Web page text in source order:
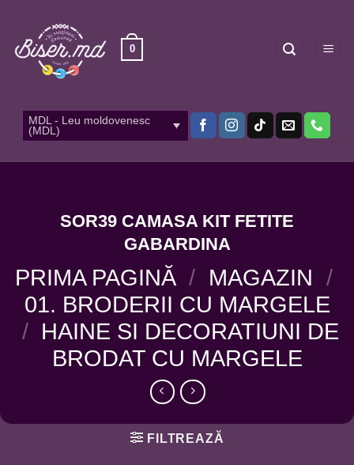
content
0
MDL - Leu moldovenesc
(MDL)
SOR39 CAMASA KIT FETITE
GABARDINA
PRIMA PAGINĂ / MAGAZIN /
01. BRODERII CU MARGELE
/ HAINE SI DECORATIUNI DE
BRODAT CU MARGELE
FILTREAZĂ